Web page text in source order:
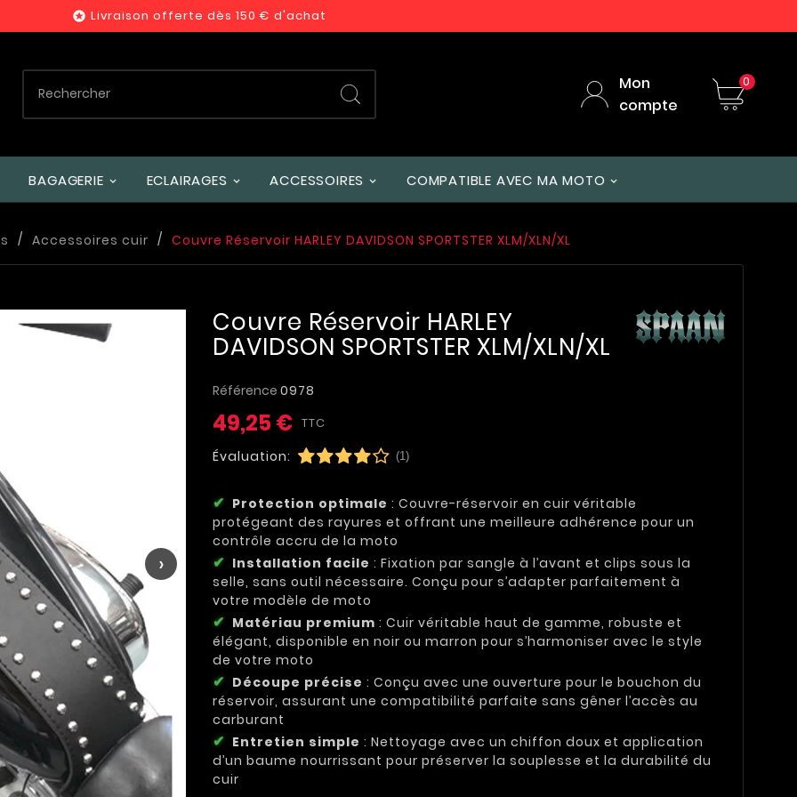
 Livraison offerte dès 150 € d'achat
Mon
compte
0
BAGAGERIE ECLAIRAGES ACCESSOIRES COMPATIBLE AVEC MA MOTO
Accessoires cuir Couvre Réservoir HARLEY DAVIDSON SPORTSTER XLM/XLN/XL
›
Couvre Réservoir HARLEY
DAVIDSON SPORTSTER XLM/XLN/XL
Référence 0978
49,25 € TTC
Évaluation: (1)
Protection optimale : Couvre-réservoir en cuir véritable
protégeant des rayures et offrant une meilleure adhérence pour un
contrôle accru de la moto
Installation facile : Fixation par sangle à l’avant et clips sous la
selle, sans outil nécessaire. Conçu pour s’adapter parfaitement à
votre modèle de moto
Matériau premium : Cuir véritable haut de gamme, robuste et
élégant, disponible en noir ou marron pour s’harmoniser avec le style
de votre moto
Découpe précise : Conçu avec une ouverture pour le bouchon du
réservoir, assurant une compatibilité parfaite sans gêner l’accès au
carburant
Entretien simple : Nettoyage avec un chiffon doux et application
d’un baume nourrissant pour préserver la souplesse et la durabilité du
cuir